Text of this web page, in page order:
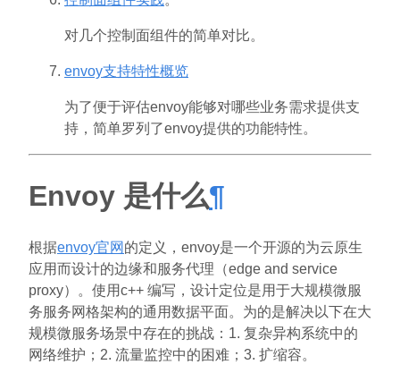
对几个控制面组件的简单对比。
envoy支持特性概览
为了便于评估envoy能够对哪些业务需求提供支
持，简单罗列了envoy提供的功能特性。
Envoy 是什么¶
根据envoy官网 的定义，envoy是一个开源的为云原生
应用而设计的边缘和服务代理（edge and service
proxy）。使用c++ 编写，设计定位是用于大规模微服
务服务网格架构的通用数据平面。为的是解决以下在大
规模微服务场景中存在的挑战：1. 复杂异构系统中的
网络维护；2. 流量监控中的困难；3. 扩缩容。